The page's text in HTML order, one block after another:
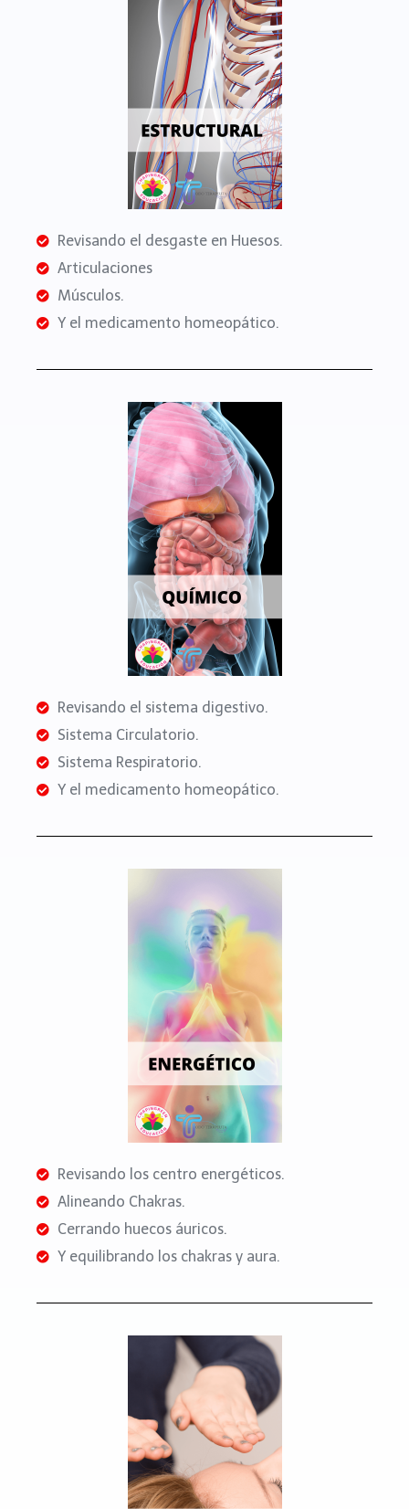
Revisando el desgaste en Huesos.
Articulaciones
Músculos.
Y el medicamento homeopático.
Revisando el sistema digestivo.
Sistema Circulatorio.
Sistema Respiratorio.
Y el medicamento homeopático.​
Revisando los centro energéticos.
Alineando Chakras.
Cerrando huecos áuricos.
Y equilibrando los chakras y aura.